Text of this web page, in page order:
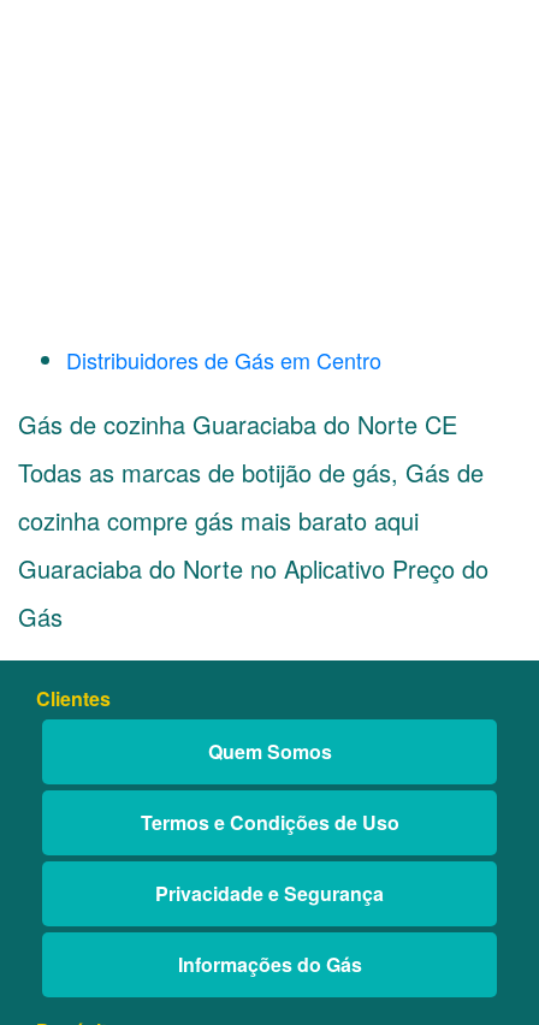
Distribuidores de Gás em Centro
Gás de cozinha Guaraciaba do Norte CE
Todas as marcas de botijão de gás, Gás de
cozinha compre gás mais barato aqui
Guaraciaba do Norte no Aplicativo Preço do
Gás
Clientes
Quem Somos
Termos e Condições de Uso
Privacidade e Segurança
Informações do Gás